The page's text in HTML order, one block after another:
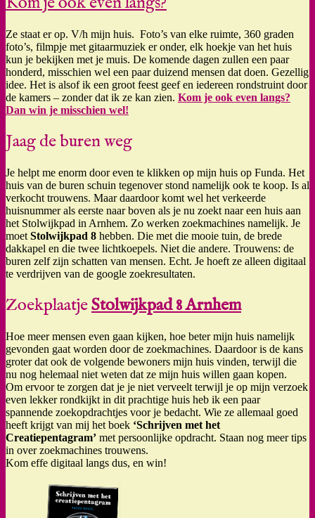
Ze staat er op. V/h mijn huis. Foto’s van elke ruimte, 360 graden
foto’s, filmpje met gitaarmuziek er onder, elk hoekje van het huis
kun je bekijken met je muis. De komende dagen zullen een paar
honderd, misschien wel een paar duizend mensen dat doen. Gezellig
idee. Het is alsof ik een groot feest geef en iedereen rondstruint door
de kamers – zonder dat ik ze kan zien. Kom je ook even langs?
Dan win je misschien wel!
Jaag de buren weg
Je helpt me enorm door even te klikken op mijn huis op Funda. Het
huis van de buren schuin tegenover stond namelijk ook te koop. Is al
verkocht trouwens. Maar daardoor komt wel het verkeerde
huisnummer als eerste naar boven als je nu zoekt naar een huis aan
het Stolwijkpad in Arnhem. Zo werken zoekmachines namelijk. Je
moet Stolwijkpad 8 hebben. Die met die mooie tuin, de brede
dakkapel en die twee lichtkoepels. Niet die andere. Trouwens: de
buren zelf zijn schatten van mensen. Echt. Je hoeft ze alleen digitaal
te verdrijven van de google zoekresultaten.
ZoekplaatjeStolwijkpad 8 Arnhem
Hoe meer mensen even gaan kijken, hoe beter mijn huis namelijk
gevonden gaat worden door de zoekmachines. Daardoor is de kans
groter dat ook de volgende bewoners mijn huis vinden, terwijl die
nu nog helemaal niet weten dat ze mijn huis willen gaan kopen.
Om ervoor te zorgen dat je je niet verveelt terwijl je op mijn verzoek
even lekker rondkijkt in dit prachtige huis heb ik een paar
spannende zoekopdrachtjes voor je bedacht. Wie ze allemaal goed
heeft krijgt van mij het boek ‘Schrijven met het
Creatiepentagram’ met persoonlijke opdracht. Staan nog meer tips
in over zoekmachines trouwens.
Kom effe digitaal langs dus, en win!